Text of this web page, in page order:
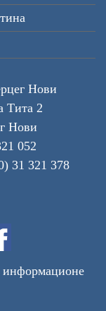
Нови
Тита 2
Нови
052
31 321 378